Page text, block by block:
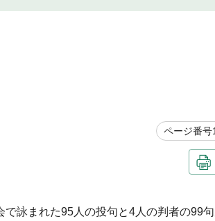
ページ番号
詠まれた95人の投句と4人の判者の99